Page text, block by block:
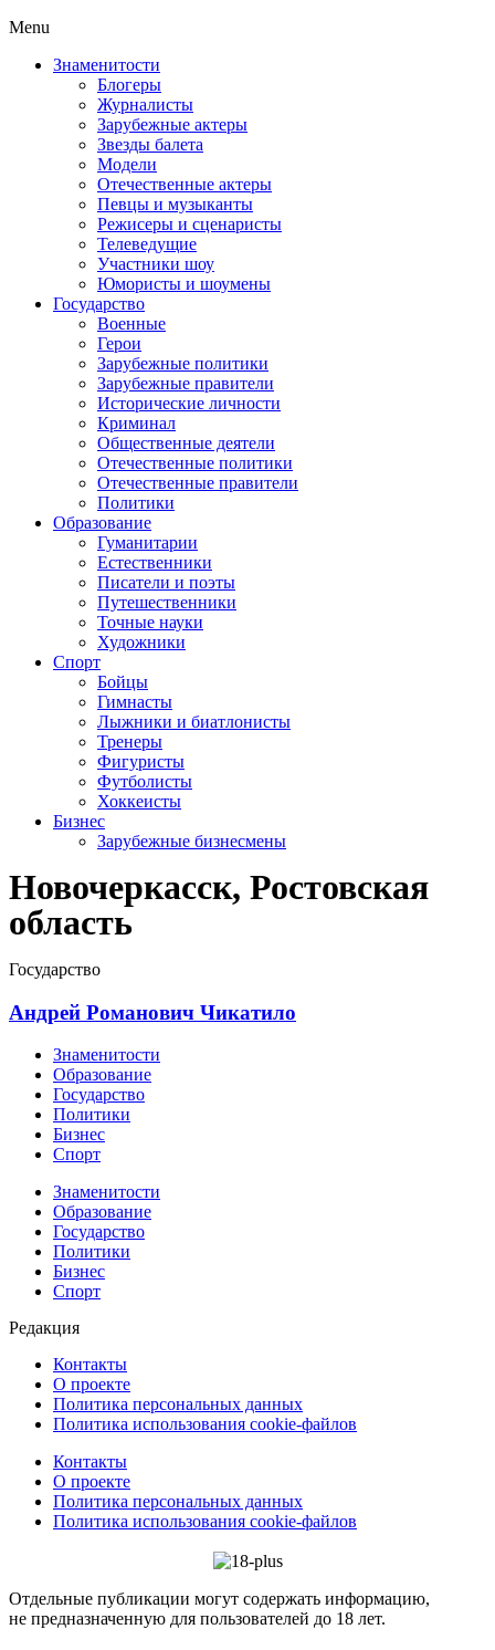
Menu
Знаменитости
Блогеры
Журналисты
Зарубежные актеры
Звезды балета
Модели
Отечественные актеры
Певцы и музыканты
Режисеры и сценаристы
Телеведущие
Участники шоу
Юмористы и шоумены
Государство
Военные
Герои
Зарубежные политики
Зарубежные правители
Исторические личности
Криминал
Общественные деятели
Отечественные политики
Отечественные правители
Политики
Образование
Гуманитарии
Естественники
Писатели и поэты
Путешественники
Точные науки
Художники
Спорт
Бойцы
Гимнасты
Лыжники и биатлонисты
Тренеры
Фигуристы
Футболисты
Хоккеисты
Бизнес
Зарубежные бизнесмены
Новочеркасск, Ростовская
область
Государство
Андрей Романович Чикатило
Знаменитости
Образование
Государство
Политики
Бизнес
Спорт
Знаменитости
Образование
Государство
Политики
Бизнес
Спорт
Редакция
Контакты
О проекте
Политика персональных данных
Политика использования cookie-файлов
Контакты
О проекте
Политика персональных данных
Политика использования cookie-файлов
Отдельные публикации могут содержать информацию,
не предназначенную для пользователей до 18 лет.